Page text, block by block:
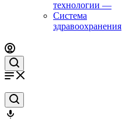
технологии —
Система
здравоохранения